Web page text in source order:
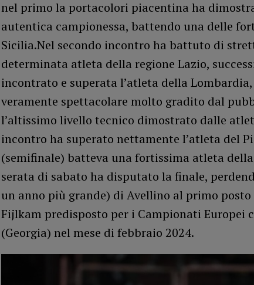
nel primo la portacolori piacentina ha
autentica campionessa, battendo una delle
Sicilia.Nel secondo incontro ha battuto di
determinata atleta della regione Lazio,
incontrato e superata l’atleta della
veramente spettacolare molto gradito dal
l’altissimo livello tecnico dimostrato dalle
incontro ha superato nettamente l’atleta del
(semifinale) batteva una fortissima atleta
serata di sabato ha disputato la finale,
un anno più grande) di Avellino al primo
Fijlkam predisposto per i Campionati Europei
(Georgia) nel mese di febbraio 2024.